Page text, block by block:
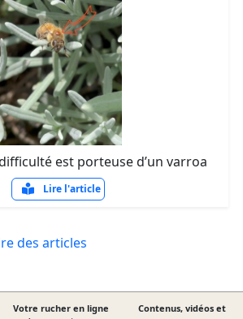
est porteuse d’un varroa
Lire l'article
des articles
Votre rucher en ligne Contenus, vidéos et